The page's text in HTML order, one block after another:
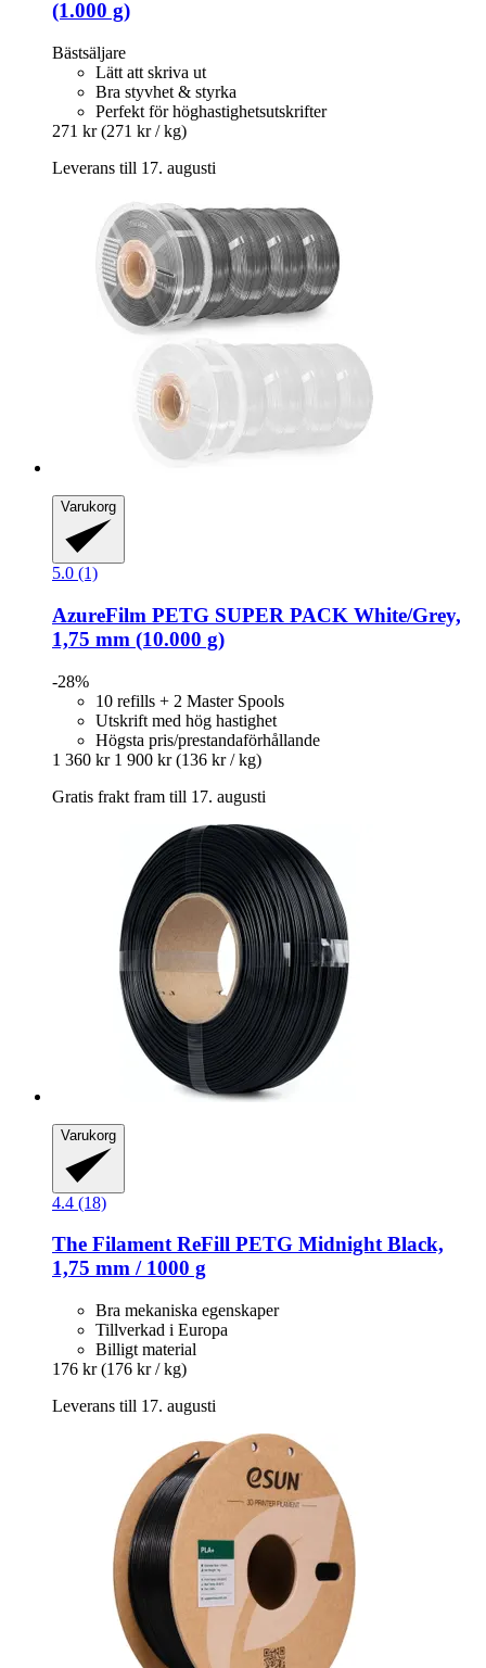
(1.000 g)
Bästsäljare
Lätt att skriva ut
Bra styvhet & styrka
Perfekt för höghastighetsutskrifter
271 kr (271 kr / kg)
Leverans till 17. augusti
Varukorg
5.0 (1)
AzureFilm PETG SUPER PACK White/Grey,
1,75 mm (10.000 g)
-28%
10 refills + 2 Master Spools
Utskrift med hög hastighet
Högsta pris/prestandaförhållande
1 360 kr 1 900 kr (136 kr / kg)
Gratis frakt fram till 17. augusti
Varukorg
4.4 (18)
The FilamentReFill PETG Midnight Black,
1,75 mm / 1000 g
Bra mekaniska egenskaper
Tillverkad i Europa
Billigt material
176 kr (176 kr / kg)
Leverans till 17. augusti